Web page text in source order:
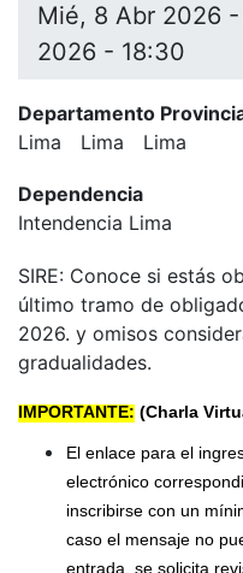
Mié, 8 Abr 2026 -
2026 - 18:30
Departamento
Lima
Lima Lima
Dependencia
Intendencia Lima
SIRE: Conoce si estás
último tramo de
2026. y omisos
gradualidades.
IMPORTANTE: (Charla
El enlace para el
electrónico
inscribirse con un
caso el mensaje no
entrada, se solicita